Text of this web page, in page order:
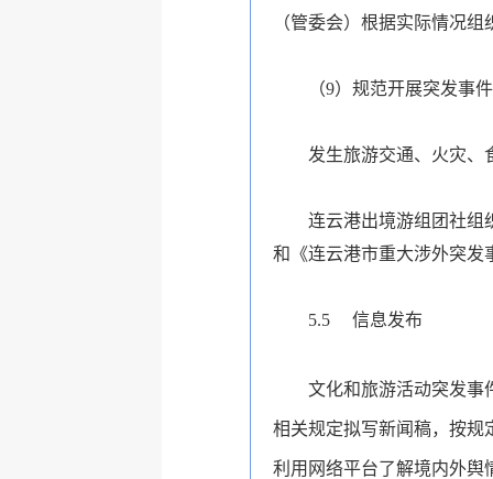
（管委会）根据实际情况
（9）规范开展突发事
发生旅游交通、火灾、
连云港出境游组团社组
和《连云港市重大涉外突发
5.5信息发布
文化和旅游活动突发事
相关规定拟写新闻稿，按规
利用网络平台了解境内外舆